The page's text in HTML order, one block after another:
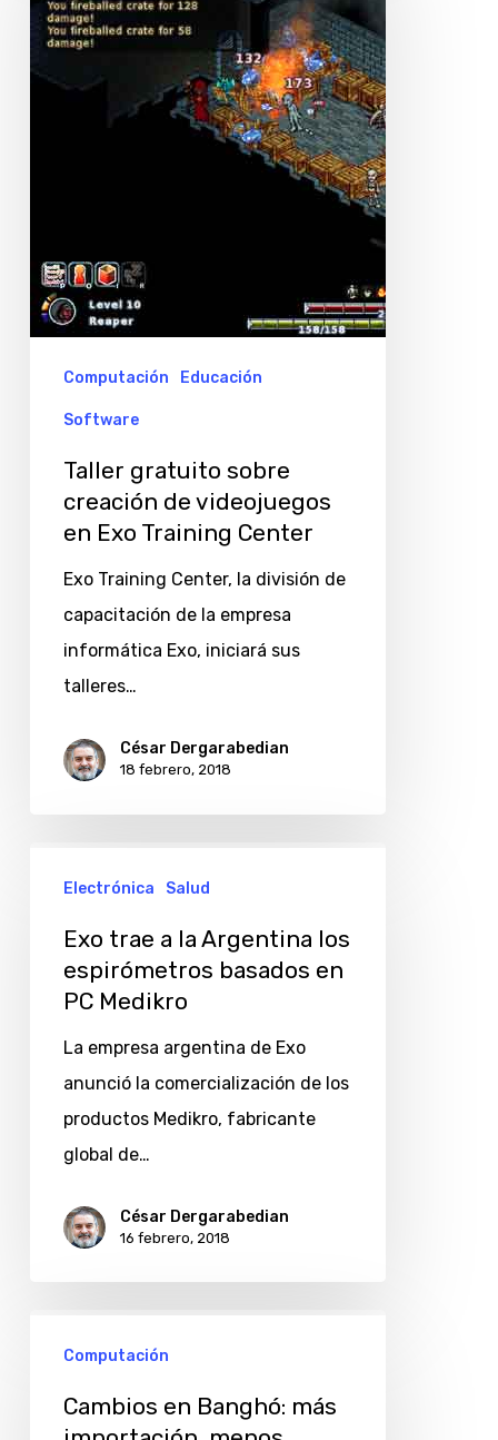
sobre
creación
de
videojuegos
Center
Computación Educación
Software
Taller gratuito sobre
creación de videojuegos
en Exo Training Center
Exo Training Center, la división de
capacitación de la empresa
informática Exo, iniciará sus
talleres…
César Dergarabedian
18 febrero, 2018
Argentina
espirómetros
Medikro
Electrónica Salud
Exo trae a la Argentina los
espirómetros basados en
PC Medikro
La empresa argentina de Exo
anunció la comercialización de los
productos Medikro, fabricante
global de…
César Dergarabedian
16 febrero, 2018
Banghó:
Computación
Cambios en Banghó: más